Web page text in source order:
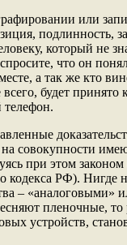
или
подлинность,
который не
что он
а так же кто
всего, будет
телефон.
совокупности
при этом
кодекса РФ). Нигде
–
пленочные,
устройств,